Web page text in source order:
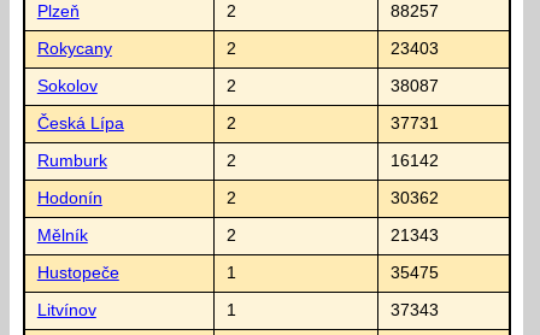
Plzeň 2 88257
Rokycany 2 23403
Sokolov 2 38087
Česká Lípa 2 37731
Rumburk 2 16142
Hodonín 2 30362
Mělník 2 21343
Hustopeče 1 35475
Litvínov 1 37343